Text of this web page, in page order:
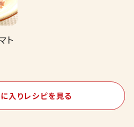
ト
入りレシピを見る